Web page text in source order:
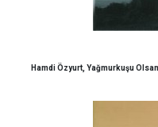
Hamdi Özyurt, Yağmurkuşu